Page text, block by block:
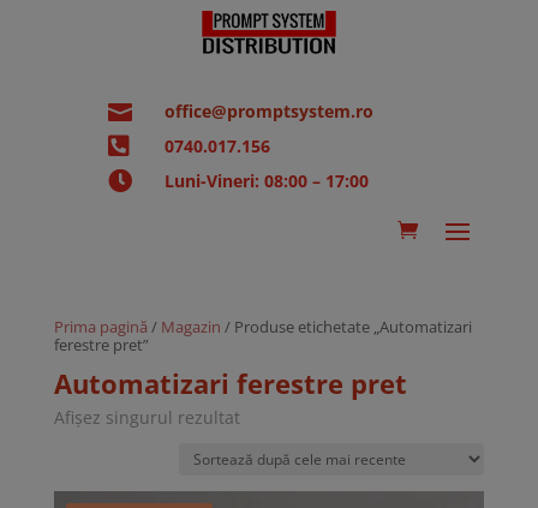
 office@promptsystem.ro
 0740.017.156
 Luni-Vineri: 08:00 – 17:00
Prima pagină / Magazin / Produse etichetate „Automatizari
ferestre pret”
Automatizari ferestre pret
Afișez singurul rezultat